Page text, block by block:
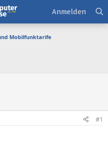
Anmelden
Mobilfunktarife
#1